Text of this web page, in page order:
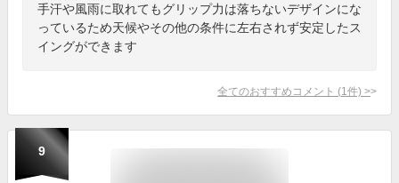
手汗や風雨に取れてもグリップ力は落ちないデザインにな
っているため天候やその他の条件に左右されず安定したス
イングができます
全てのおすすめコメント (1 件) >
9